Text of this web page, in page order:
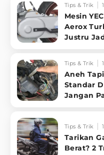
Tips & Trik
Mesin
Aerox
Justru
Tips & Trik
Aneh
Standar
Jangan
Tips & Trik
Tarikan
Berat? 2